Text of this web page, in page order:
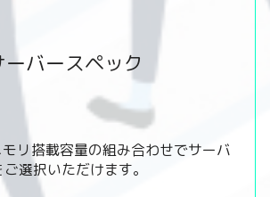
ーバースペック
リ搭載容量の組み合わせでサーバ
選択いただけます。